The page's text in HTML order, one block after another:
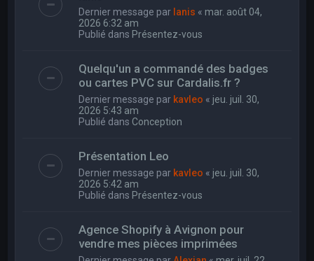
Dernier message par Ianis « mar. août 04,
2026 6:32 am
Publié dans Présentez-vous
Quelqu'un a commandé des badges
ou cartes PVC sur Cardalis.fr ?
Dernier message par kavleo « jeu. juil. 30,
2026 5:43 am
Publié dans Conception
Présentation Leo
Dernier message par kavleo « jeu. juil. 30,
2026 5:42 am
Publié dans Présentez-vous
Agence Shopify à Avignon pour
vendre mes pièces imprimées